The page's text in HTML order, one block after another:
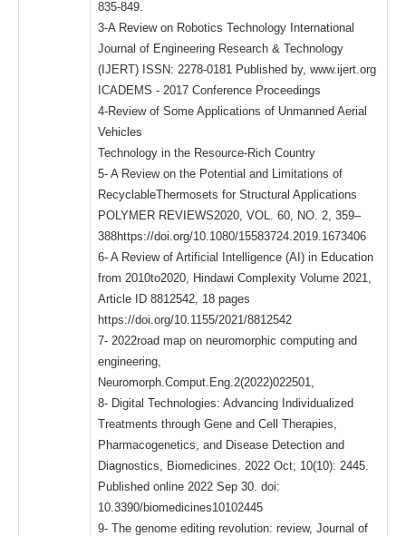
835-849.
3-A Review on Robotics Technology International
Journal of Engineering Research & Technology
(IJERT) ISSN: 2278-0181 Published by, www.ijert.org
ICADEMS - 2017 Conference Proceedings
4-Review of Some Applications of Unmanned Aerial
Vehicles
Technology in the Resource-Rich Country
5- A Review on the Potential and Limitations of
RecyclableThermosets for Structural Applications
POLYMER REVIEWS2020, VOL. 60, NO. 2, 359–
388https://doi.org/10.1080/15583724.2019.1673406
6- A Review of Artificial Intelligence (AI) in Education
from 2010to2020, Hindawi Complexity Volume 2021,
Article ID 8812542, 18 pages
https://doi.org/10.1155/2021/8812542
7- 2022road map on neuromorphic computing and
engineering,
Neuromorph.Comput.Eng.2(2022)022501,
8- Digital Technologies: Advancing Individualized
Treatments through Gene and Cell Therapies,
Pharmacogenetics, and Disease Detection and
Diagnostics, Biomedicines. 2022 Oct; 10(10): 2445.
Published online 2022 Sep 30. doi:
10.3390/biomedicines10102445
9- The genome editing revolution: review, Journal of